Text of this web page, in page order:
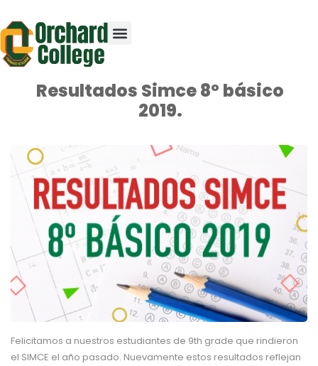
Resultados Simce 8º básico
2019.
Felicitamos a nuestros estudiantes de 9th grade que rindieron
el SIMCE el año pasado. Nuevamente estos resultados reflejan